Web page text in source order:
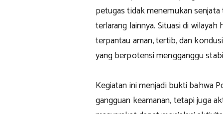
petugas tidak menemukan
terlarang lainnya. Situasi di
terpantau aman, tertib, dan
yang berpotensi mengganggu
Kegiatan ini menjadi bukti bahwa
gangguan keamanan, tetapi juga